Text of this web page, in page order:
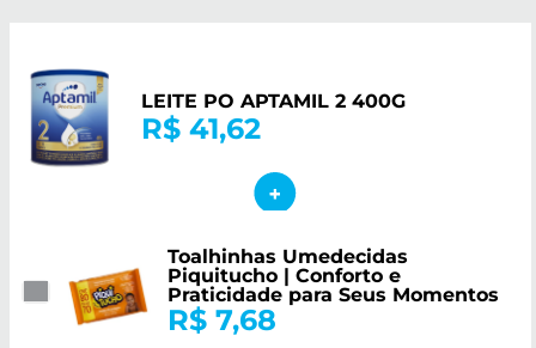
LEITE PO APTAMIL 2 400G
R$ 41,62
Toalhinhas Umedecidas
Piquitucho | Conforto e
Praticidade para Seus Momentos
R$ 7,68